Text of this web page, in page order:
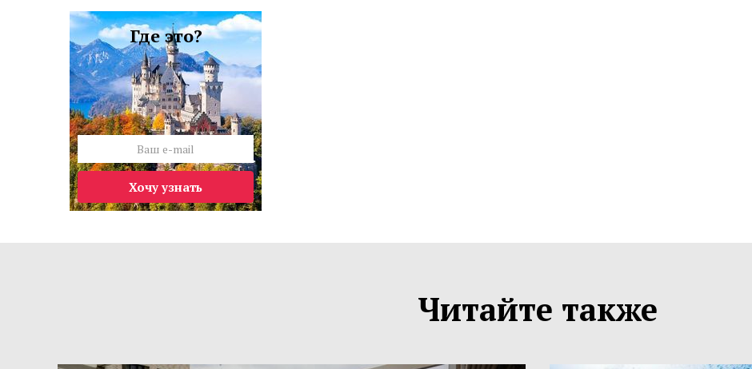
Где это?
Хочу узнать
Читайте также